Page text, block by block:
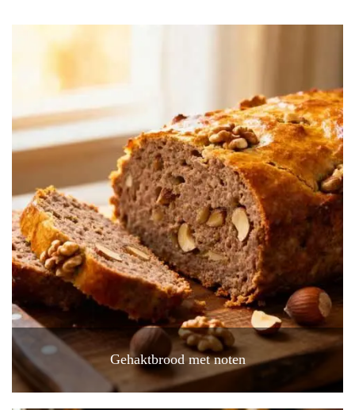
Gehaktbrood met noten